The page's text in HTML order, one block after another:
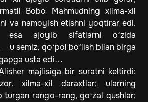
Bobo Mahmudning xilma-xil
va namoyish etishni yoqtirar edi.
esa ajoyib sifatlarni o‘zida
u semiz, qo‘pol bo‘lish bilan birga
usta edi…
majlisiga bir suratni keltirdi:
xilma-xil daraxtlar; ularning
turgan rango-rang, go‘zal qushlar;